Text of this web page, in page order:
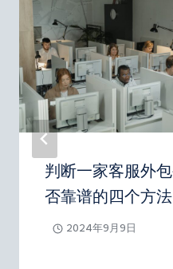
判断一家客服外
否靠谱的四个方法
2024年9月9日